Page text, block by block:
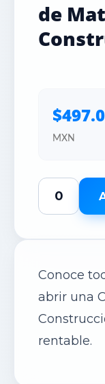
de
MXN
Conoce
abrir una
rentable.